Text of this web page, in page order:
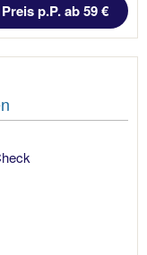
Preis p.P. ab 59 €